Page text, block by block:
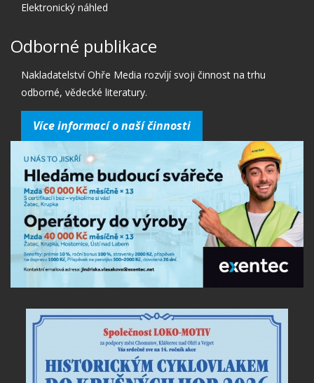
Elektronický náhled
Odborné publikace
Nakladatelství Ohře Media rozvíjí svoji činnost na trhu
odborné, vědecké literatury.
Více informací o naší činnosti